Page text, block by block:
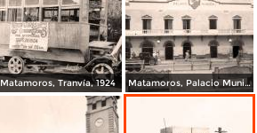
Matamoros, Tranvía, 1924 Matamoros, Palacio Municipal, 1934